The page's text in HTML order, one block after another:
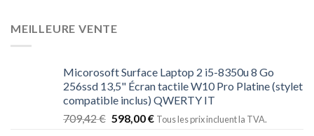
MEILLEURE VENTE
Micorosoft Surface Laptop 2 i5-8350u 8 Go
256ssd 13,5" Écran tactile W10 Pro Platine (stylet
compatible inclus) QWERTY IT
709,42€ 598,00€ Tous les prix incluent la TVA.